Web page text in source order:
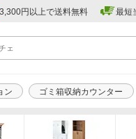
3,300円以上で送料無料 最短
ン ゴミ箱収納カウンター